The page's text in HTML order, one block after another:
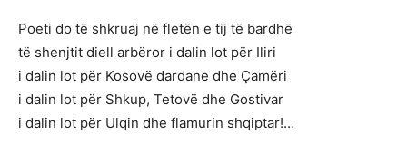
Poeti do të shkruaj në fletën e tij të bardhë
të shenjtit diell arbëror i dalin lot për Iliri
i dalin lot për Kosovë dardane dhe Çamëri
i dalin lot për Shkup, Tetovë dhe Gostivar
i dalin lot për Ulqin dhe flamurin shqiptar!…